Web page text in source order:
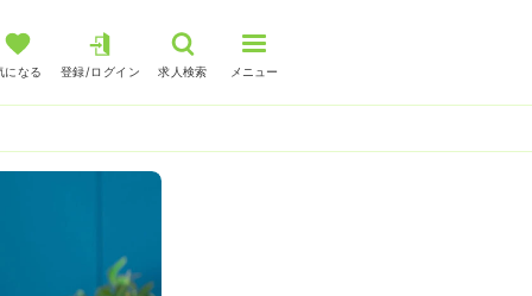
になる 登録/ログイン 求人検索 メニュー